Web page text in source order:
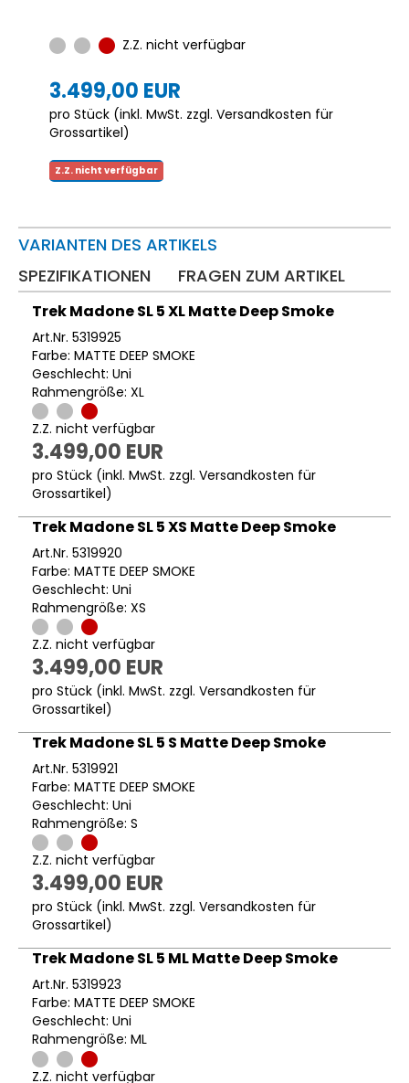
Z.Z. nicht verfügbar
3.499,00 EUR
pro Stück (inkl. MwSt. zzgl. Versandkosten für
Grossartikel)
Z.Z. nicht verfügbar
VARIANTEN DES ARTIKELS
SPEZIFIKATIONEN
FRAGEN ZUM ARTIKEL
Trek Madone SL 5 XL Matte Deep Smoke
Art.Nr. 5319925
Farbe: MATTE DEEP SMOKE
Geschlecht: Uni
Rahmengröße: XL
Z.Z. nicht verfügbar
3.499,00 EUR
pro Stück (inkl. MwSt. zzgl. Versandkosten für
Grossartikel)
Trek Madone SL 5 XS Matte Deep Smoke
Art.Nr. 5319920
Farbe: MATTE DEEP SMOKE
Geschlecht: Uni
Rahmengröße: XS
Z.Z. nicht verfügbar
3.499,00 EUR
pro Stück (inkl. MwSt. zzgl. Versandkosten für
Grossartikel)
Trek Madone SL 5 S Matte Deep Smoke
Art.Nr. 5319921
Farbe: MATTE DEEP SMOKE
Geschlecht: Uni
Rahmengröße: S
Z.Z. nicht verfügbar
3.499,00 EUR
pro Stück (inkl. MwSt. zzgl. Versandkosten für
Grossartikel)
Trek Madone SL 5 ML Matte Deep Smoke
Art.Nr. 5319923
Farbe: MATTE DEEP SMOKE
Geschlecht: Uni
Rahmengröße: ML
Z.Z. nicht verfügbar